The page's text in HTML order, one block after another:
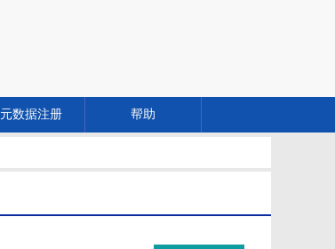
元数据注册 帮助